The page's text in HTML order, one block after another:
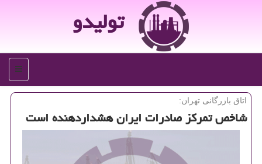
تولیدو
منو
اتاق بازرگانی تهران:
شاخص تمركز صادرات ایران هشداردهنده است